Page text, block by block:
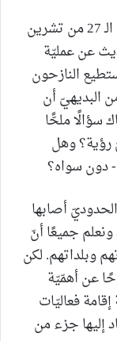
منذ الإعلان عن وقف إطلاق النار الهشّ في الـ 27 من تشرين
عن عمليّة
النازحون
البديهيّ أن
سؤالًا ملحًّا
رؤية؟ وهل
دون سواه؟
أصابها
جميعًا أنّ
وبلداتهم. لكن
عن أهمّيّة
فعاليّات
إليها جزء من